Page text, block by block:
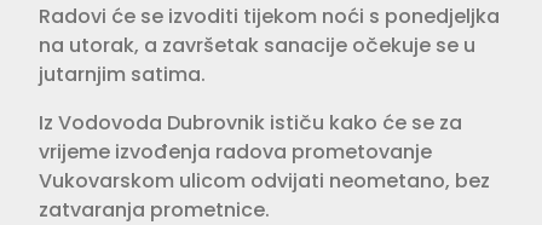
Radovi će se izvoditi tijekom noći s ponedjeljka
na utorak, a završetak sanacije očekuje se u
jutarnjim satima.
Iz Vodovoda Dubrovnik ističu kako će se za
vrijeme izvođenja radova prometovanje
Vukovarskom ulicom odvijati neometano, bez
zatvaranja prometnice.